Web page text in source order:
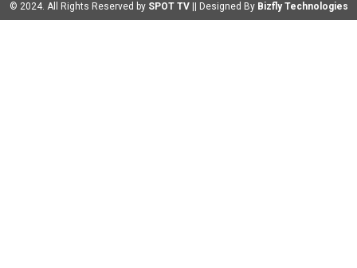
© 2024. All Rights Reserved by SPOT TV || Designed By Bizfly Technologies